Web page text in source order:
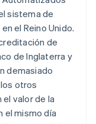
sistema de
el Reino Unido.
de
de Inglaterra y
demasiado
otros
el valor de la
el mismo día